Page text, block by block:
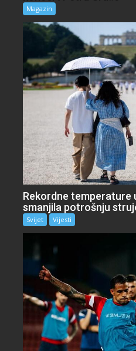
Magazin
Rekordne temperature
smanjila potrošnju
Svijet Vijesti